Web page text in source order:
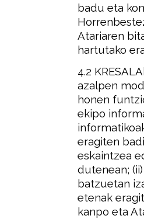
badu eta
Atariaren
hartutako
4.2
azalpen
honen
ekipo
eragiten
eskaintzea
dutenean;
batzuetan
etenak
kanpo eta